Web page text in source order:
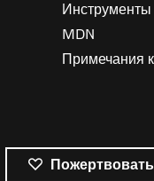
Инструменты
MDN
Примечания
Пожертвовать